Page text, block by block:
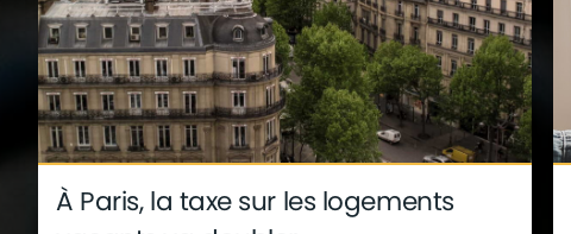
À Paris, la taxe sur les logements